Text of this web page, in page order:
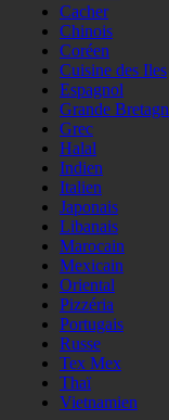
Cacher
Chinois
Coréen
Cuisine des Iles
Espagnol
Grande
Grec
Halal
Indien
Italien
Japonais
Libanais
Marocain
Mexicain
Oriental
Pizzéria
Portugais
Russe
Tex Mex
Thaï
Vietnamien